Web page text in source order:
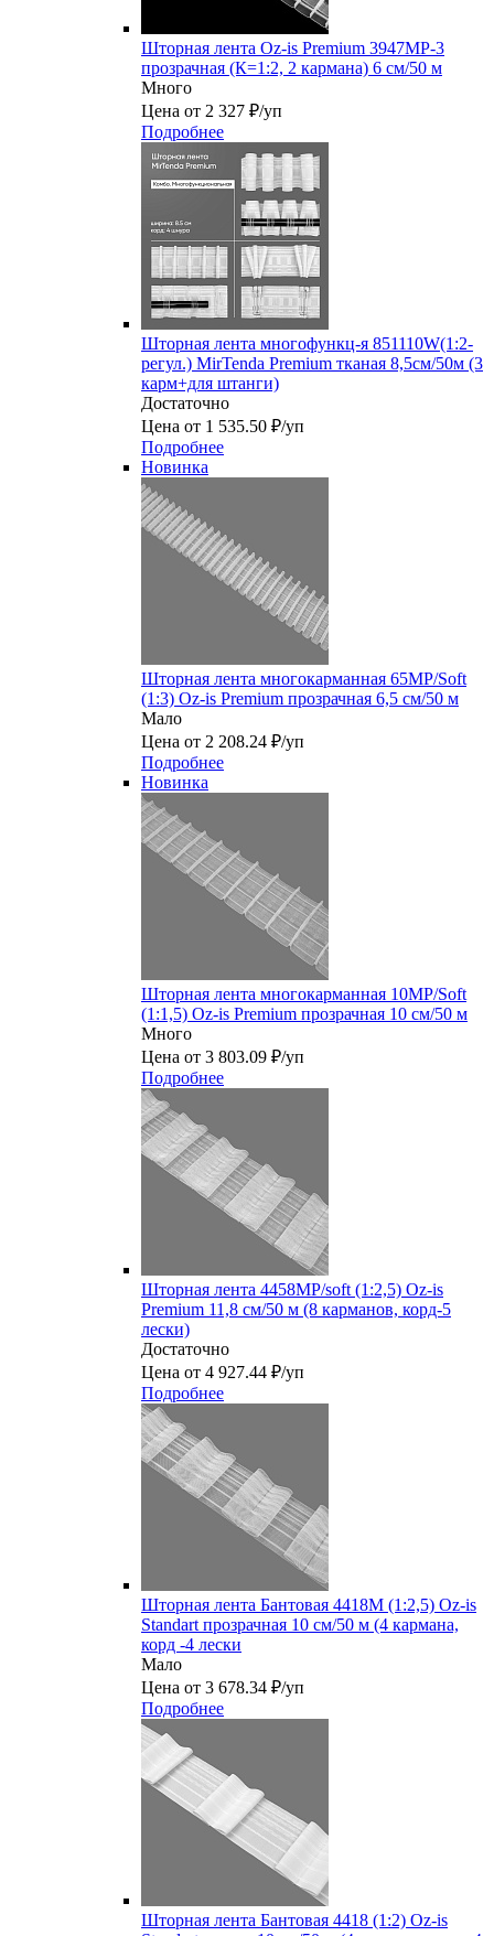
Шторная лента Oz-is Premium 3947MP-3
прозрачная (К=1:2, 2 кармана) 6 см/50 м
Много
Цена от 2 327 ₽/уп
Подробнее
Шторная лента многофункц-я 851110W(1:2-
регул.) MirTenda Premium тканая 8,5см/50м (3
карм+для штанги)
Достаточно
Цена от 1 535.50 ₽/уп
Подробнее
Новинка
Шторная лента многокарманная 65MP/Soft
(1:3) Oz-is Premium прозрачная 6,5 см/50 м
Мало
Цена от 2 208.24 ₽/уп
Подробнее
Новинка
Шторная лента многокарманная 10MP/Soft
(1:1,5) Oz-is Premium прозрачная 10 см/50 м
Много
Цена от 3 803.09 ₽/уп
Подробнее
Шторная лента 4458MP/soft (1:2,5) Oz-is
Premium 11,8 см/50 м (8 карманов, корд-5
лески)
Достаточно
Цена от 4 927.44 ₽/уп
Подробнее
Шторная лента Бантовая 4418M (1:2,5) Oz-is
Standart прозрачная 10 см/50 м (4 кармана,
корд -4 лески
Мало
Цена от 3 678.34 ₽/уп
Подробнее
Шторная лента Бантовая 4418 (1:2) Oz-is